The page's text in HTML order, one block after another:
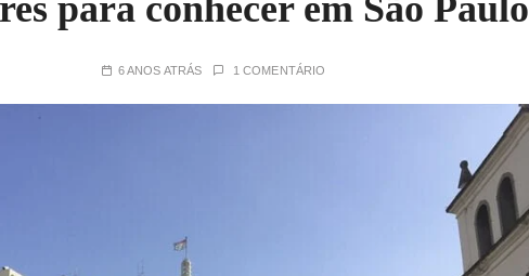
para conhecer em São Paulo
6 ANOS ATRÁS 1 COMENTÁRIO